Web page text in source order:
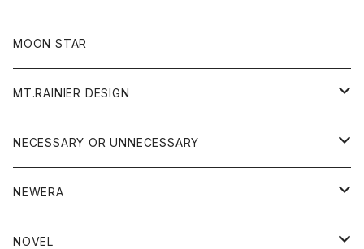
フリース
ジャケット
ニット
パンツ
帽子
MOON STAR
MT.RAINIER DESIGN
アウター
コート
ジャケット
アクセサリー
バッグ
グッズ
NECESSARY OR UNNECESSARY
アウター
コート
アクセサリー
NEWERA
帽子
NOVEL